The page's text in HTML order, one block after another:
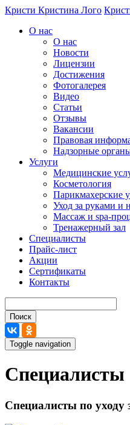
Перейти к основному
Кристи Кристина Лого
О нас
О нас
Новости
Лицензии
Достижения
Фотогалерея
Видео
Статьи
Отзывы
Вакансии
Правовая
Надзорные
Услуги
Медицинские
Косметология
Парикмахерские
Уход за руками и
Массаж и spa-
Тренажерный зал
Специалисты
Прайс-лист
Акции
Сертификаты
Контакты
Поиск
Toggle navigation
Специалисты
Специалисты по